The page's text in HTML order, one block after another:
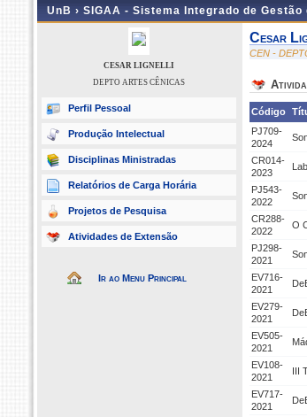
UnB › SIGAA - Sistema Integrado de
CESAR LIGNELLI
DEPTO ARTES CÊNICAS
Perfil Pessoal
Produção Intelectual
Disciplinas Ministradas
Relatórios de Carga Horária
Projetos de Pesquisa
Atividades de Extensão
Ir ao Menu Principal
Cesar
CEN -
Código
PJ709-
2024
CR014-
2023
PJ543-
2022
CR288-
2022
O
PJ298-
2021
EV716-
2021
EV279-
2021
EV505-
2021
EV108-
2021
III
EV717-
2021